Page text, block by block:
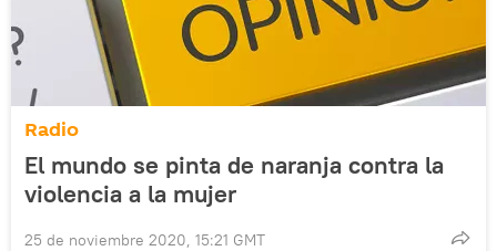
Radio
El mundo se pinta de naranja contra la
violencia a la mujer
25 de noviembre 2020, 15:21 GMT